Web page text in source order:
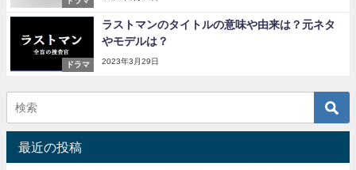
ドラマ
ラストマンのタイトルの意味や由来は？元ネタ
やモデルは？
2023年3月29日
最近の投稿